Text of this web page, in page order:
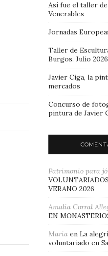
Así fue el taller
Venerables
Jornadas
Taller de
Burgos. Julio 2026
Javier Ciga, la
mercados
Concurso de
pintura de Javier
Patrimonio para
VERANO 2026
Amalia Corral
EN
Maria en La
voluntariado en